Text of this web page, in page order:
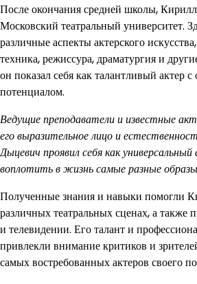
После окончания средней школы,
Московский театральный университет.
различные аспекты актерского
техника, режиссура, драматургия и
он показал себя как талантливый актер
потенциалом.
Ведущие преподаватели и известные
его выразительное лицо и
Дыцевич проявил себя как
воплотить в жизнь самые разные
Полученные знания и навыки помогли
различных театральных сценах, а также
и телевидении. Его талант и
привлекли внимание критиков и
самых востребованных актеров своего